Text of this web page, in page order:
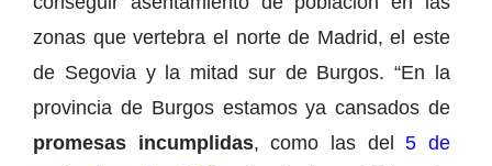
zonas que vertebra el norte de Madrid, el este
de Segovia y la mitad sur de Burgos. “En la
provincia de Burgos estamos ya cansados de
promesas incumplidas, como las del 5 de